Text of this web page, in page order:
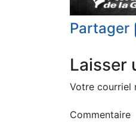
Partager
Laisser
Votre courriel
Commentaire